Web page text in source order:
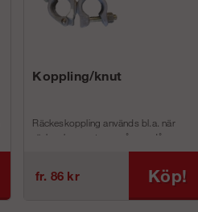
Koppling/knut
Räckeskoppling används bl.a. när
räcke ska monteras på ram då anna...
fr. 86 kr Köp!